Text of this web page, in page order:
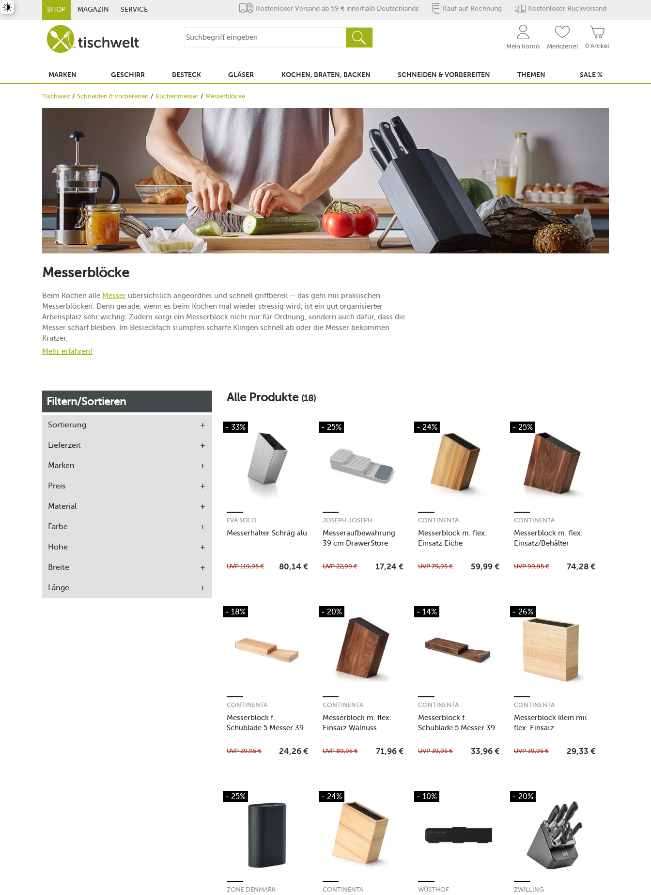
SHOP MAGAZIN SERVICE Kostenloser Versand ab 59 € innerhalb Deutschlands Kauf auf Rechnung Kostenloser Rückversand
0 Artikel
Mein Konto Merkzettel
MARKEN GESCHIRR BESTECK GLÄSER KOCHEN, BRATEN, BACKEN SCHNEIDEN & VORBEREITEN THEMEN SALE %
Tischwelt Schneiden & vorbereiten Küchenmesser Messerblöcke
Messerblöcke
Beim Kochen alle Messer übersichtlich angeordnet und schnell griffbereit – das geht mit praktischen
Messerblöcken. Denn gerade, wenn es beim Kochen mal wieder stressig wird, ist ein gut organisierter
Arbeitsplatz sehr wichtig. Zudem sorgt ein Messerblock nicht nur für Ordnung, sondern auch dafür, dass die
Messer scharf bleiben. Im Besteckfach stumpfen scharfe Klingen schnell ab oder die Messer bekommen
Kratzer.
Mehr erfahren!
Filtern/Sortieren
Sortierung
Lieferzeit
Marken
Preis
Material
Farbe
Höhe
Breite
Länge
Alle Produkte (18)
- 33%
Messerhalter Schräg alu
EVA SOLO
UVP119,95 € 80,14 €
- 25%
Messeraufbewahrung
39 cm DrawerStore
JOSEPH JOSEPH
UVP22,99 € 17,24 €
- 24%
Messerblock m. flex.
Einsatz Eiche
CONTINENTA
UVP79,95 € 59,99 €
- 25%
Messerblock m. flex.
Einsatz/Behälter
CONTINENTA
UVP99,95 € 74,28 €
- 18%
Messerblock f.
Schublade 5 Messer 39
CONTINENTA
UVP29,95 € 24,26 €
- 20%
Messerblock m. flex.
Einsatz Walnuss
CONTINENTA
UVP89,95 € 71,96 €
- 14%
Messerblock f.
Schublade 5 Messer 39
CONTINENTA
UVP39,95 € 33,96 €
- 26%
Messerblock klein mit
flex. Einsatz
CONTINENTA
UVP39,95 € 29,33 €
- 25%
ZONE DENMARK
- 24%
CONTINENTA
- 10%
WÜSTHOF
- 20%
ZWILLING
umschalten